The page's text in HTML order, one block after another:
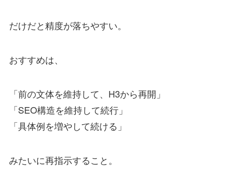
だけだと精度が落ちやすい。
おすすめは、
「前の文体を維持して、H3から再開」
「SEO構造を維持して続行」
「具体例を増やして続ける」
みたいに再指示すること。